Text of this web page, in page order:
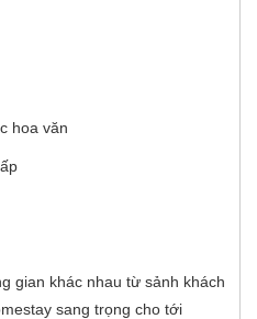
hoa văn
gian khác nhau từ sảnh khách
sang trọng cho tới